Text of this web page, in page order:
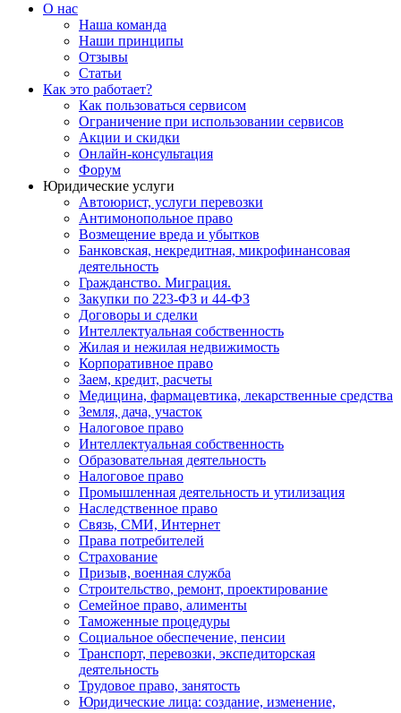
О нас
Наша команда
Наши принципы
Отзывы
Статьи
Как это работает?
Как пользоваться сервисом
Ограничение при использовании сервисов
Акции и скидки
Онлайн-консультация
Форум
Юридические услуги
Автоюрист, услуги перевозки
Антимонопольное право
Возмещение вреда и убытков
Банковская, некредитная, микрофинансовая
деятельность
Гражданство. Миграция.
Закупки по 223-ФЗ и 44-ФЗ
Договоры и сделки
Интеллектуальная собственность
Жилая и нежилая недвижимость
Корпоративное право
Заем, кредит, расчеты
Медицина, фармацевтика, лекарственные средства
Земля, дача, участок
Налоговое право
Интеллектуальная собственность
Образовательная деятельность
Налоговое право
Промышленная деятельность и утилизация
Наследственное право
Связь, СМИ, Интернет
Права потребителей
Страхование
Призыв, военная служба
Строительство, ремонт, проектирование
Семейное право, алименты
Таможенные процедуры
Социальное обеспечение, пенсии
Транспорт, перевозки, экспедиторская
деятельность
Трудовое право, занятость
Юридические лица: создание, изменение,